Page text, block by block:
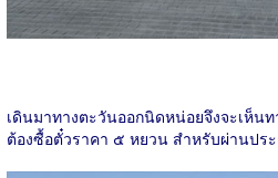
เดินมาทางตะวันออกนิดหน่อยจึงจะเห็น
ต้องซื้อตั๋วราคา ๕ หยวน สำหรับผ่านปร